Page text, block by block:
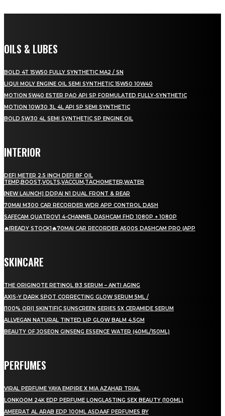
OILS & LUBES
BOLD 4T 15W50 FULLY SYNTHETIC MA2 / SN
LIQUI MOLY ENGINE OIL SEMI SYNTHETIC 15W50 10W40
MOTION 5W40 ESTER PAO API SP FORMULATED FULLY-SYNTHETIC
MOTION 10W30 3L 4L API SP SEMI SYNTHETIC
BOLD 5W30 4L SEMI SYNTHETIC SP ENGINE OIL
INTERIOR
DEFI METER 2.5 INCH DEFI BF OIL
TEMP,BOOST,VOLTS,VACCUM,TACHOMETER,WATER
[NEW LAUNCH] DDPAI N1 DUAL FRONT & REAR
70MAI M300 CAR RECORDER WDR APP CONTROL DASH
SAFECAM QUATROV1 4-CHANNEL DASHCAM FHD 1080P + 1080P
🔥[READY STOCK]🔥70MAI CAR RECORDER A500S DASHCAM PRO (APP
SKINCARE
THE ORIGINOTE RETINOL B3 SERUM – ANTI AGING
AXIS-Y DARK SPOT CORRECTING GLOW SERUM 5ML /
[100% ORI] SKINTIFIC SUNSCREEN SERIES 5X CERAMIDE SERUM
ALLVEGAN NATURAL TINTED LIP GLOW BALM 4.5GM
BEAUTY OF JOSEON GINSENG ESSENCE WATER (40ML/150ML)
PERFUMES
VIRAL PERFUME YAYA EMPIRE X MIA AZAHAR TRIAL
LONKOOM 24K EDP PERFUME LONGLASTING SEX BEAUTY (100ML)
AMEERAT AL ARAB EDP 100ML ASDAAF PERFUMES BY